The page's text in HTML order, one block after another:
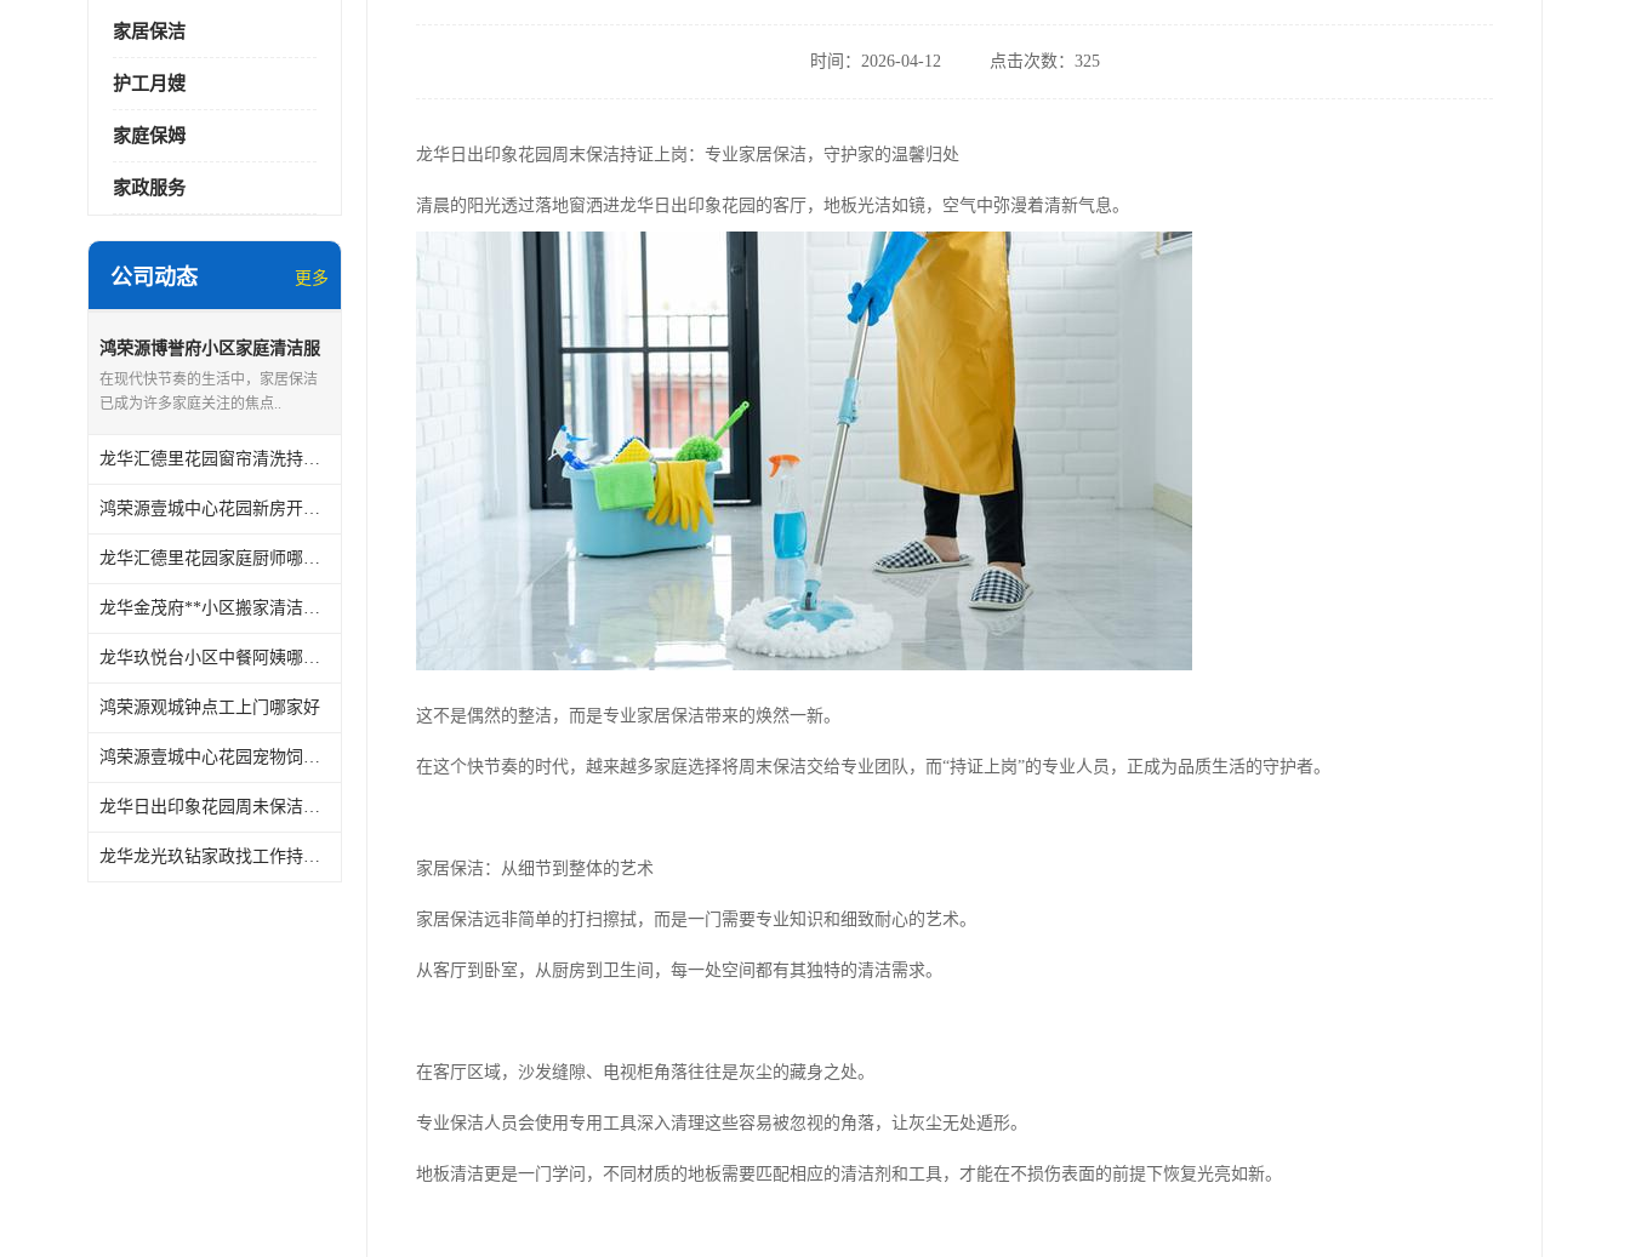
家居保洁
护工月嫂
家庭保姆
家政服务
公司动态 更多
鸿荣源博誉府小区家庭清洁服
务怎么样
在现代快节奏的生活中，家居保洁
已成为许多家庭关注的焦点..
龙华汇德里花园窗帘清洗持证上岗
鸿荣源壹城中心花园新房开荒保洁怎么样
龙华汇德里花园家庭厨师哪家好
龙华金茂府**小区搬家清洁怎么样
龙华玖悦台小区中餐阿姨哪家好
鸿荣源观城钟点工上门哪家好
鸿荣源壹城中心花园宠物饲养上门服务哪家好
龙华日出印象花园周未保洁持证上岗
龙华龙光玖钻家政找工作持证上岗
时间：2026-04-12 点击次数：325
龙华日出印象花园周末保洁持证上岗：专业家居保洁，守护家的温馨归处
清晨的阳光透过落地窗洒进龙华日出印象花园的客厅，地板光洁如镜，空气中弥漫着清新气息。
这不是偶然的整洁，而是专业家居保洁带来的焕然一新。
在这个快节奏的时代，越来越多家庭选择将周末保洁交给专业团队，而“持证上岗”的专业人员，正成为品质生活的守护者。
家居保洁：从细节到整体的艺术
家居保洁远非简单的打扫擦拭，而是一门需要专业知识和细致耐心的艺术。
从客厅到卧室，从厨房到卫生间，每一处空间都有其独特的清洁需求。
在客厅区域，沙发缝隙、电视柜角落往往是灰尘的藏身之处。
专业保洁人员会使用专用工具深入清理这些容易被忽视的角落，让灰尘无处遁形。
地板清洁更是一门学问，不同材质的地板需要匹配相应的清洁剂和工具，才能在不损伤表面的前提下恢复光亮如新。